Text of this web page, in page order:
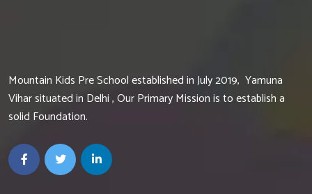
Mountain Kids Pre School established in July 2019, Yamuna
Vihar situated in Delhi , Our Primary Mission is to establish a
solid Foundation.